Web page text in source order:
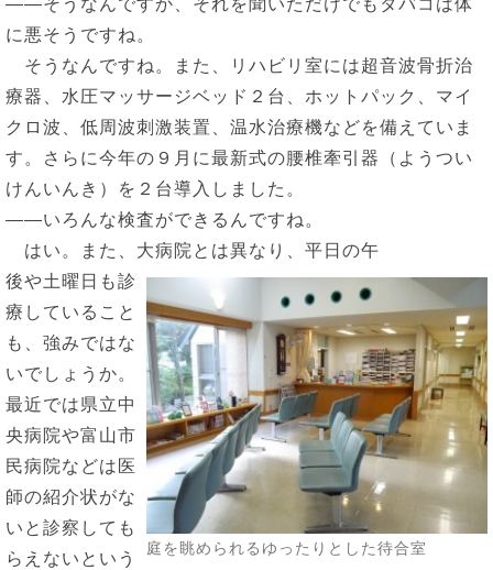
――そうなんですか、それを聞いただけでもタバコは体
に悪そうですね。
そうなんですね。また、リハビリ室には超音波骨折治
療器、水圧マッサージベッド２台、ホットパック、マイ
クロ波、低周波刺激装置、温水治療機などを備えていま
す。さらに今年の９月に最新式の腰椎牽引器（ようつい
けんいんき）を２台導入しました。
――いろんな検査ができるんですね。
はい。また、大病院とは異なり、平日の午
庭を眺められるゆったりとした待合室
後や土曜日も診
療していること
も、強みではな
いでしょうか。
最近では県立中
央病院や富山市
民病院などは医
師の紹介状がな
いと診察しても
らえないという